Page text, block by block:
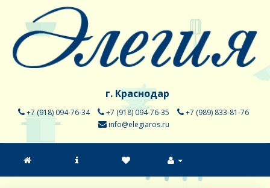
г. Краснодар
+7 (918) 094-76-34 +7 (918) 094-76-35
+7 (989) 833-81-76
info@elegiaros.ru